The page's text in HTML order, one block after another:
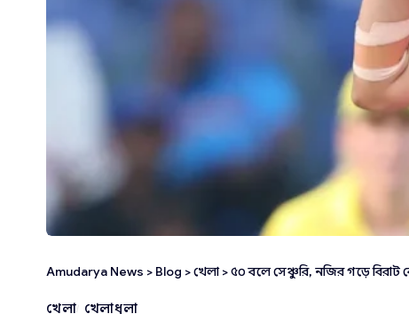
Amudarya News > Blog >খেলা>৫০ বলে সেঞ্চুরি, নজির গড়ে
খেলা খেলাধূলা